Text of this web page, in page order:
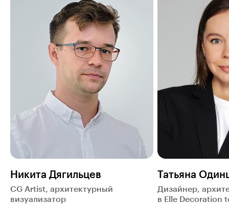
Никита Дягильцев
CG Artist, архитектурный
визуализатор
Татьяна
Дизайнер,
в Elle Decoration